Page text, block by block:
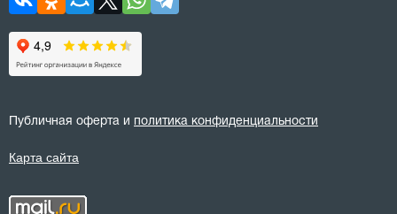
Публичная оферта и политика конфиденциальности
Карта сайта